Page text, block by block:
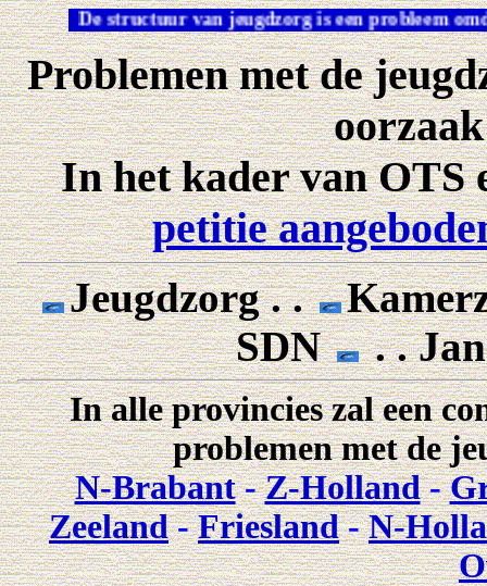
De structuur van jeugdzorg is een probleem
Problemen met de
In het kader van OTS
petitie
Jeugdzorg . .
SDN
. .
In alle provincies zal een
problemen met de
N-Brabant-Z-Holland-
Zeeland-Friesland-N-